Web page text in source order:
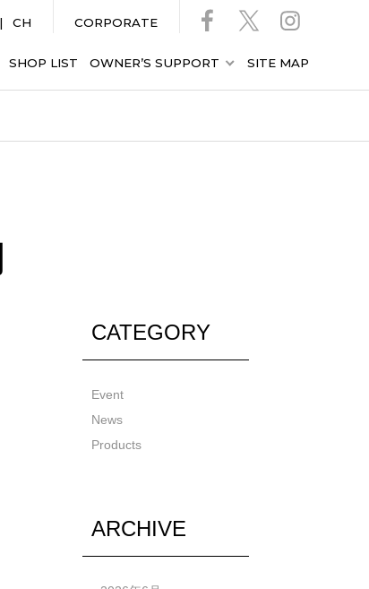
CORPORATE
CH
SHOP LIST OWNER’S SUPPORT SITE MAP
CATEGORY
Event
News
Products
ARCHIVE